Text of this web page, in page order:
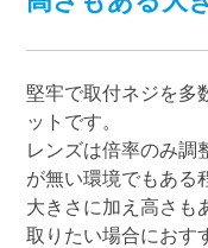
堅牢で取付ネジを多
ットです。
レンズは倍率のみ調
が無い環境でもある
大きさに加え高さも
取りたい場合におす